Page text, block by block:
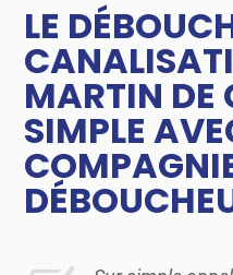
LE
MARTIN DE
SIMPLE